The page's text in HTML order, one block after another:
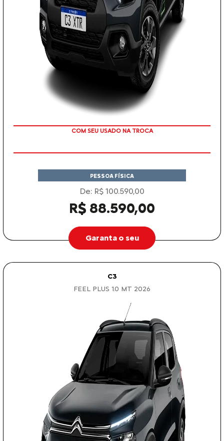
COM SEU USADO NA TROCA
PESSOA FÍSICA
De: R$ 100.590,00
R$ 88.590,00
Garanta o seu
C3
FEEL PLUS 1.0 MT 2026